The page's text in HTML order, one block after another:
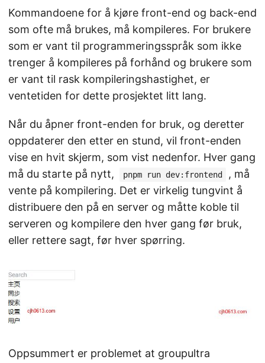
Kommandoene for å kjøre front-end og back-end
som ofte må brukes, må kompileres. For brukere
som er vant til programmeringsspråk som ikke
trenger å kompileres på forhånd og brukere som
er vant til rask kompileringshastighet, er
ventetiden for dette prosjektet litt lang.
Når du åpner front-enden for bruk, og deretter
oppdaterer den etter en stund, vil front-enden
vise en hvit skjerm, som vist nedenfor. Hver gang
må du starte på nytt,
pnpm run dev:frontend
, må
vente på kompilering. Det er virkelig tungvint å
distribuere den på en server og måtte koble til
serveren og kompilere den hver gang før bruk,
eller rettere sagt, før hver spørring.
Oppsummert er problemet at groupultra